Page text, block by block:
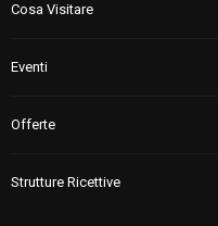
Cosa Visitare
Eventi
Offerte
Strutture Ricettive